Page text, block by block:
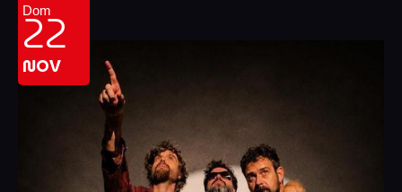
Dom
22
NOV